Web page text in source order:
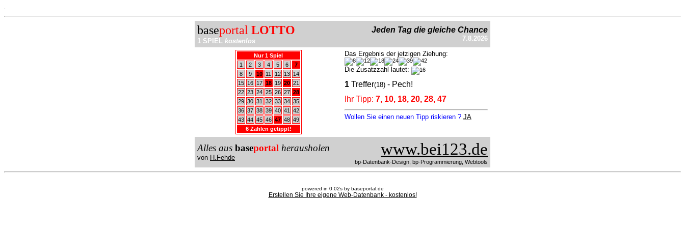
baseportal LOTTO
1 SPIEL kostenlos
Jeden Tag die gleiche Chance
7.8.2026
Nur 1 Spiel
1
2 3 4 5 6
7
8
9 10 11 12 13
14
15
16 17 18 19 20 21
22 23 24 25 26 27 28
29 30 31 32 33 34 35
36 37 38 39 40 41
42
43 44 45 46 47 48 49
6 Zahlen getippt!
Das Ergebnis der jetzigen Ziehung:
Die Zusatzzahl lautet:
1 Treffer(18) - Pech!
Ihr Tipp: 7, 10, 18, 20, 28, 47
Wollen Sie einen neuen Tipp riskieren ? JA
Alles aus baseportal herausholen
von H.Fehde www.bei123.de
bp-Datenbank-Design, bp-Programmierung, Webtools
powered in 0.02s by baseportal.de
Erstellen Sie Ihre eigene Web-Datenbank - kostenlos!